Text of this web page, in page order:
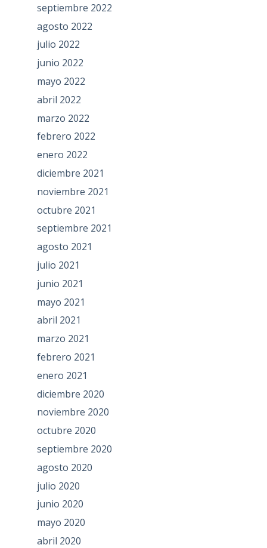
septiembre 2022
agosto 2022
julio 2022
junio 2022
mayo 2022
abril 2022
marzo 2022
febrero 2022
enero 2022
diciembre 2021
noviembre 2021
octubre 2021
septiembre 2021
agosto 2021
julio 2021
junio 2021
mayo 2021
abril 2021
marzo 2021
febrero 2021
enero 2021
diciembre 2020
noviembre 2020
octubre 2020
septiembre 2020
agosto 2020
julio 2020
junio 2020
mayo 2020
abril 2020